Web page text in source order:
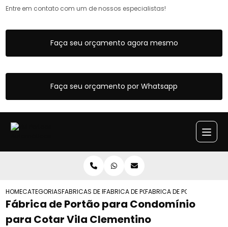
Entre em contato com um de nossos especialistas!
Faça seu orçamento agora mesmo
Faça seu orçamento por Whatsapp
HOMECATEGORIASFABRICAS DE PORTOESFABRICA DE PORTAO DE CORRER
FABRICA DE PORTAO PARA
Fábrica de Portão para Condomínio
para Cotar Vila Clementino